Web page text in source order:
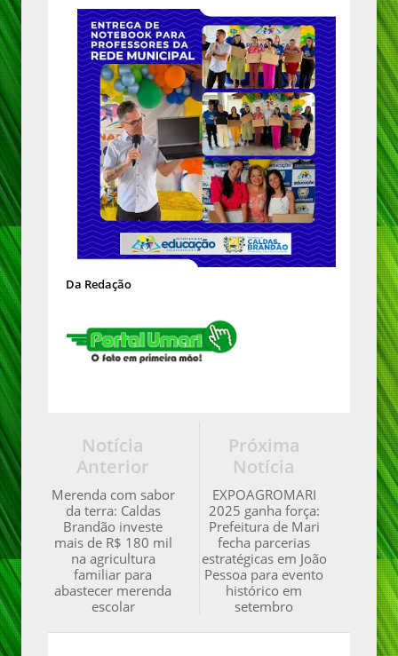
Da Redação
Próxima
Notícia
EXPOAGROMARI
2025 ganha força:
Prefeitura de Mari
fecha parcerias
estratégicas em João
Pessoa para evento
histórico em
setembro
Notícia
Anterior
Merenda com sabor
da terra: Caldas
Brandão investe
mais de R$ 180 mil
na agricultura
familiar para
abastecer merenda
escolar